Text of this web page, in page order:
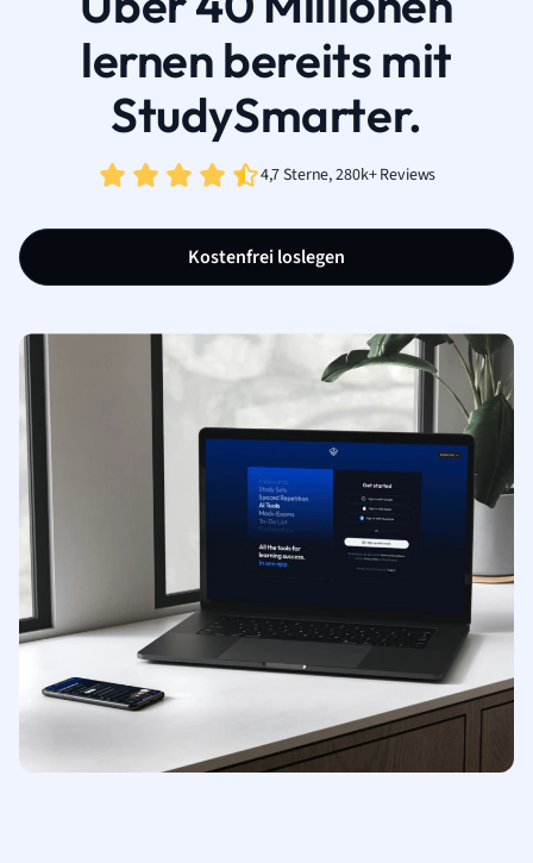
lernen bereits mit
StudySmarter.
4,7 Sterne, 280k+ Reviews
Kostenfrei loslegen